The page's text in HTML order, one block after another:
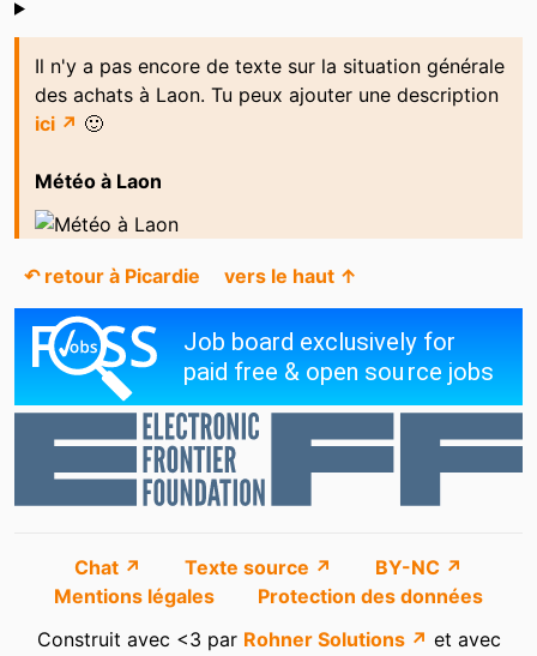
Shoutbox
Il n'y a pas encore de texte sur la situation générale
des achats à Laon. Tu peux ajouter une description
ici ↗ 🙂
Météo à Laon
↶ retour à Picardie vers le haut ↑
Chat ↗ Texte source ↗
BY-NC ↗
Mentions légales
Protection des données
Construit avec <3 par Rohner Solutions ↗ et avec